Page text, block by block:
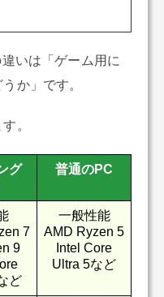
いは「ゲーム用に
か」です。
。
グ
普通のPC
7
9
ど
一般性能
AMD Ryzen 5
Intel Core
Ultra 5など